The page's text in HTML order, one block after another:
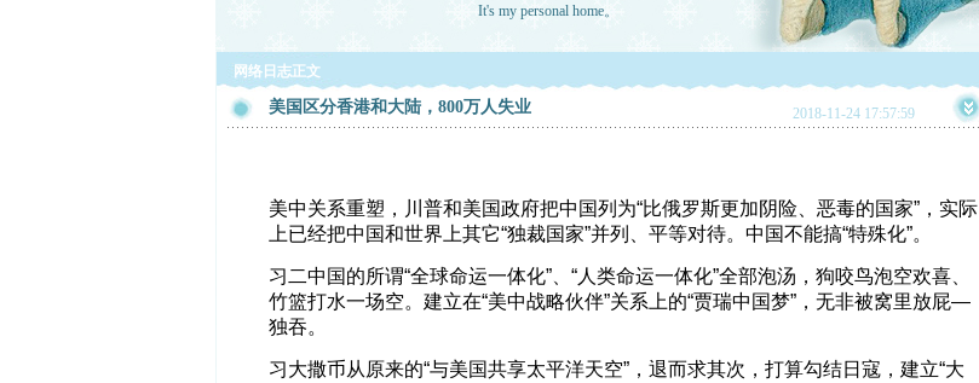
It's my personal home。
网络日志正文
美国区分香港和大陆，800万人失业 2018-11-24 17:57:59
美中关系重塑，川普和美国政府把中国列为“比俄罗斯更加阴险、恶毒的国家”，实际
上已经把中国和世界上其它“独裁国家”并列、平等对待。中国不能搞“特殊化”。
习二中国的所谓“全球命运一体化”、“人类命运一体化”全部泡汤，狗咬鸟泡空欢喜、
竹篮打水一场空。建立在“美中战略伙伴”关系上的“贾瑞中国梦”，无非被窝里放屁—
独吞。
习大撒币从原来的“与美国共享太平洋天空”，退而求其次，打算勾结日寇，建立“大